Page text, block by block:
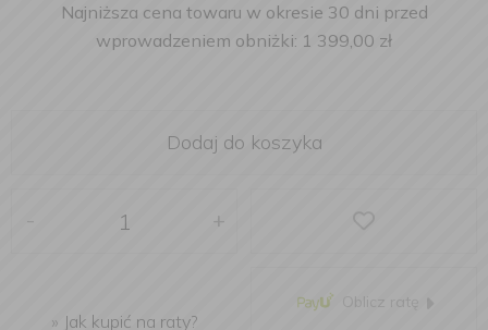
Najniższa cena towaru w okresie 30 dni przed
wprowadzeniem obniżki: 1 399,00 zł
Dodaj do koszyka
- +
» Jak kupić na raty?